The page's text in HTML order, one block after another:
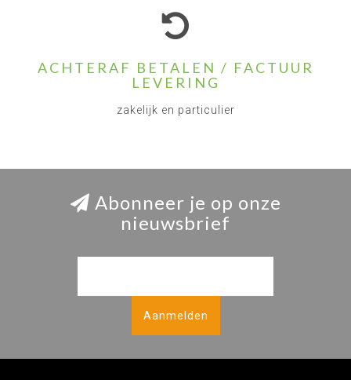
ACHTERAF BETALEN / FACTUUR
LEVERING
zakelijk en particulier
Abonneer je op onze
nieuwsbrief
Aanmelden